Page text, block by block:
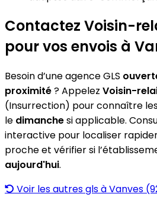
Contactez Voisin-
pour vos envois à
Besoin d’une agence GLS
proximité? Appelez Voisin-
(Insurrection) pour connaître
le dimanchesi applicable.
interactive pour localiser
proche et vérifier si
aujourd'hui.
Voir les autres gls à Vanves